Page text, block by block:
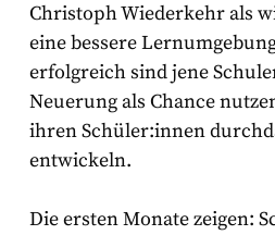
Christoph Wiederkehr als
eine bessere
erfolgreich sind jene
Neuerung als Chance
ihren Schüler:innen
entwickeln.
Die ersten Monate zeigen: